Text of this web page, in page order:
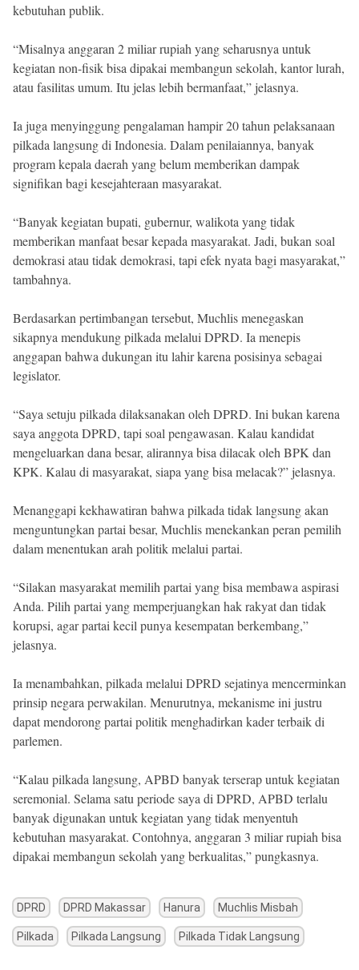
kebutuhan publik.
“Misalnya anggaran 2 miliar rupiah yang seharusnya untuk
kegiatan non-fisik bisa dipakai membangun sekolah, kantor lurah,
atau fasilitas umum. Itu jelas lebih bermanfaat,” jelasnya.
Ia juga menyinggung pengalaman hampir 20 tahun pelaksanaan
pilkada langsung di Indonesia. Dalam penilaiannya, banyak
program kepala daerah yang belum memberikan dampak
signifikan bagi kesejahteraan masyarakat.
“Banyak kegiatan bupati, gubernur, walikota yang tidak
memberikan manfaat besar kepada masyarakat. Jadi, bukan soal
demokrasi atau tidak demokrasi, tapi efek nyata bagi masyarakat,”
tambahnya.
Berdasarkan pertimbangan tersebut, Muchlis menegaskan
sikapnya mendukung pilkada melalui DPRD. Ia menepis
anggapan bahwa dukungan itu lahir karena posisinya sebagai
legislator.
“Saya setuju pilkada dilaksanakan oleh DPRD. Ini bukan karena
saya anggota DPRD, tapi soal pengawasan. Kalau kandidat
mengeluarkan dana besar, alirannya bisa dilacak oleh BPK dan
KPK. Kalau di masyarakat, siapa yang bisa melacak?” jelasnya.
Menanggapi kekhawatiran bahwa pilkada tidak langsung akan
menguntungkan partai besar, Muchlis menekankan peran pemilih
dalam menentukan arah politik melalui partai.
“Silakan masyarakat memilih partai yang bisa membawa aspirasi
Anda. Pilih partai yang memperjuangkan hak rakyat dan tidak
korupsi, agar partai kecil punya kesempatan berkembang,”
jelasnya.
Ia menambahkan, pilkada melalui DPRD sejatinya mencerminkan
prinsip negara perwakilan. Menurutnya, mekanisme ini justru
dapat mendorong partai politik menghadirkan kader terbaik di
parlemen.
“Kalau pilkada langsung, APBD banyak terserap untuk kegiatan
seremonial. Selama satu periode saya di DPRD, APBD terlalu
banyak digunakan untuk kegiatan yang tidak menyentuh
kebutuhan masyarakat. Contohnya, anggaran 3 miliar rupiah bisa
dipakai membangun sekolah yang berkualitas,” pungkasnya.
DPRD DPRD Makassar Hanura Muchlis Misbah
Pilkada Pilkada Langsung Pilkada Tidak Langsung